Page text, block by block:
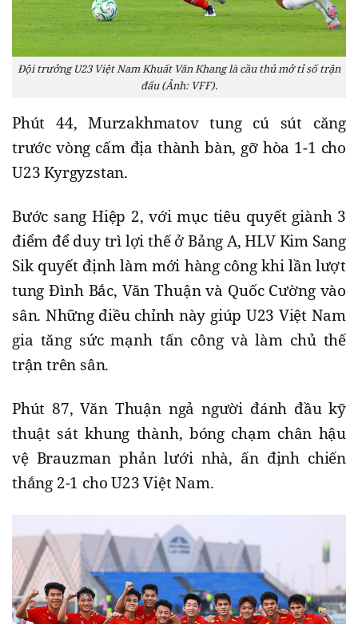
Đội trưởng U23 Việt Nam Khuất Văn Khang là cầu thủ mở tỉ số trận
đấu (Ảnh: VFF).
Phút 44, Murzakhmatov tung cú sút căng
trước vòng cấm địa thành bàn, gỡ hòa 1-1 cho
U23 Kyrgyzstan.
Bước sang Hiệp 2, với mục tiêu quyết giành 3
điểm để duy trì lợi thế ở Bảng A, HLV Kim Sang
Sik quyết định làm mới hàng công khi lần lượt
tung Đình Bắc, Văn Thuận và Quốc Cường vào
sân. Những điều chỉnh này giúp U23 Việt Nam
gia tăng sức mạnh tấn công và làm chủ thế
trận trên sân.
Phút 87, Văn Thuận ngả người đánh đầu kỹ
thuật sát khung thành, bóng chạm chân hậu
vệ Brauzman phản lưới nhà, ấn định chiến
thắng 2-1 cho U23 Việt Nam.